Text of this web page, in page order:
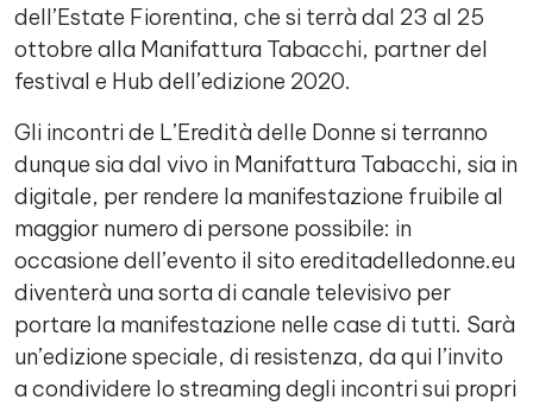
dell’Estate Fiorentina, che si terrà dal 23 al 25
ottobre alla Manifattura Tabacchi, partner del
festival e Hub dell’edizione 2020.
Gli incontri de L’Eredità delle Donne si terranno
dunque sia dal vivo in Manifattura Tabacchi, sia in
digitale, per rendere la manifestazione fruibile al
maggior numero di persone possibile: in
occasione dell’evento il sito ereditadelledonne.eu
diventerà una sorta di canale televisivo per
portare la manifestazione nelle case di tutti. Sarà
un’edizione speciale, di resistenza, da qui l’invito
a condividere lo streaming degli incontri sui propri